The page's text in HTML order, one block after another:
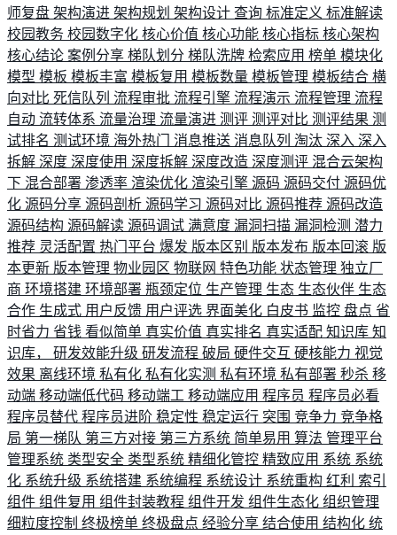
师复盘 架构演进 架构规划 架构设计 查询 标准定义 标准解读
校园教务 校园数字化 核心价值 核心功能 核心指标 核心架构
核心结论 案例分享 梯队划分 梯队洗牌 检索应用 榜单 模块化
模型 模板 模板丰富 模板复用 模板数量 模板管理 模板结合 横
向对比 死信队列 流程审批 流程引擎 流程演示 流程管理 流程
自动 流转体系 流量治理 流量演进 测评 测评对比 测评结果 测
试排名 测试环境 海外热门 消息推送 消息队列 淘汰 深入 深入
拆解 深度 深度使用 深度拆解 深度改造 深度测评 混合云架构
下 混合部署 渗透率 渲染优化 渲染引擎 源码 源码交付 源码优
化 源码分享 源码剖析 源码学习 源码对比 源码推荐 源码改造
源码结构 源码解读 源码调试 满意度 漏洞扫描 漏洞检测 潜力
推荐 灵活配置 热门平台 爆发 版本区别 版本发布 版本回滚 版
本更新 版本管理 物业园区 物联网 特色功能 状态管理 独立厂
商 环境搭建 环境部署 瓶颈定位 生产管理 生态 生态伙伴 生态
合作 生成式 用户反馈 用户评选 界面美化 白皮书 监控 盘点 省
时省力 省钱 看似简单 真实价值 真实排名 真实适配 知识库 知
识库， 研发效能升级 研发流程 破局 硬件交互 硬核能力 视觉
效果 离线环境 私有化 私有化实测 私有环境 私有部署 秒杀 移
动端 移动端低代码 移动端工 移动端应用 程序员 程序员必看
程序员替代 程序员进阶 稳定性 稳定运行 突围 竞争力 竞争格
局 第一梯队 第三方对接 第三方系统 简单易用 算法 管理平台
管理系统 类型安全 类型系统 精细化管控 精致应用 系统 系统
化 系统升级 系统搭建 系统编程 系统设计 系统重构 红利 索引
组件 组件复用 组件封装教程 组件开发 组件生态化 组织管理
细粒度控制 终极榜单 终极盘点 经验分享 结合使用 结构化 统